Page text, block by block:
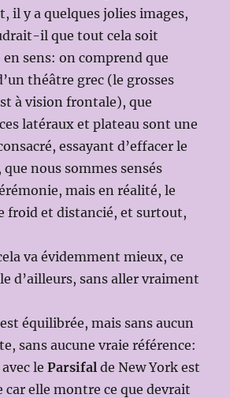
il y a quelques jolies images,
il que tout cela soit
sens: on comprend que
théâtre grec (le grosses
à vision frontale), que
latéraux et plateau sont une
essayant d’effacer le
nous sommes sensés
mais en réalité, le
froid et distancié, et surtout,
va évidemment mieux, ce
d’ailleurs, sans aller vraiment
équilibrée, mais sans aucun
sans aucune vraie référence:
leParsifal de New York est
car elle montre ce que devrait